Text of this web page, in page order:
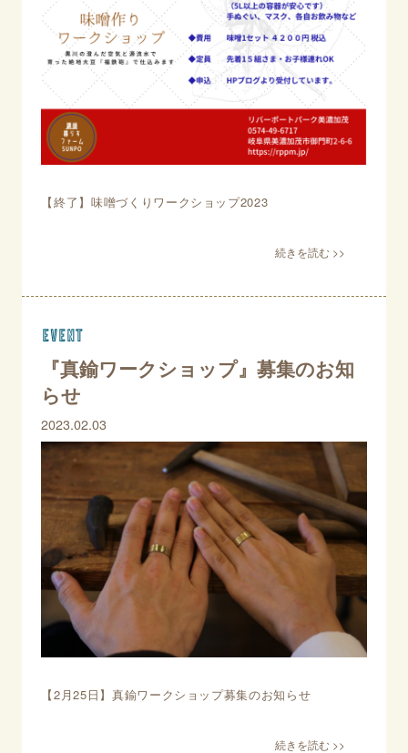
【終了】味噌づくりワークショップ2023
event
『真鍮ワークショップ』募集のお知
らせ
2023.02.03
【2月25日】真鍮ワークショップ募集のお知らせ